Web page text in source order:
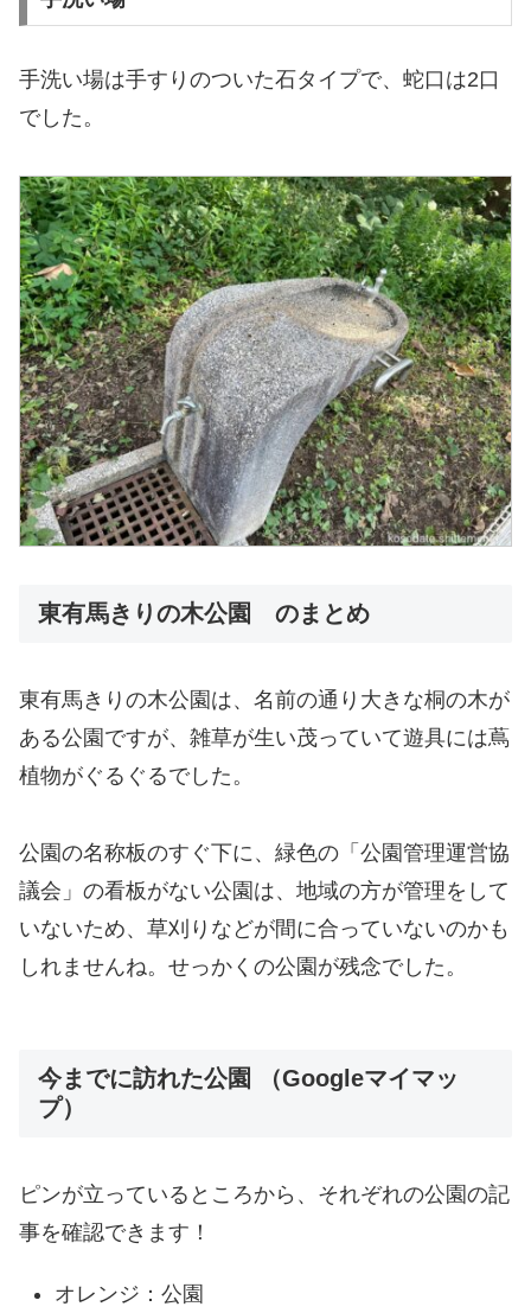
手洗い場は手すりのついた石タイプで、蛇口は2口
でした。
東有馬きりの木公園 のまとめ
東有馬きりの木公園は、名前の通り大きな桐の木が
ある公園ですが、雑草が生い茂っていて遊具には蔦
植物がぐるぐるでした。
公園の名称板のすぐ下に、緑色の「公園管理運営協
議会」の看板がない公園は、地域の方が管理をして
いないため、草刈りなどが間に合っていないのかも
しれませんね。せっかくの公園が残念でした。
今までに訪れた公園 （Googleマイマッ
プ）
ピンが立っているところから、それぞれの公園の記
事を確認できます！
オレンジ：公園